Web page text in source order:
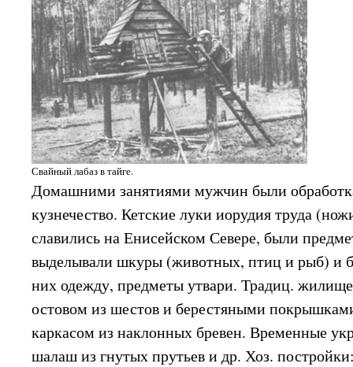
Свайный лабаз в тайге.
Домашними занятиями мужчин были
кузнечество. Кетские луки иорудия труда
славились на Енисейском Севере, были
выделывали шкуры (животных, птиц и рыб) и
них одежду, предметы утвари. Традиц.
остовом из шестов и берестяными
каркасом из наклонных бревен. Временные
шалаш из гнутых прутьев и др. Хоз.